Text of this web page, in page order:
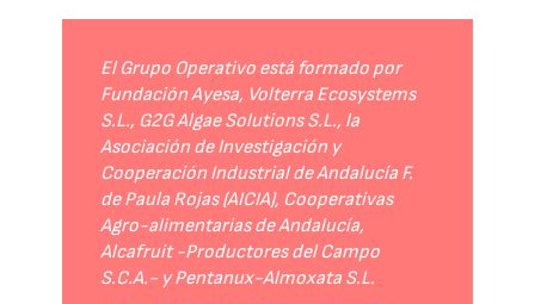
El Grupo Operativo está formado por
Fundación Ayesa, Volterra Ecosystems
S.L., G2G Algae Solutions S.L., la
Asociación de Investigación y
Cooperación Industrial de Andalucía F.
de Paula Rojas (AICIA), Cooperativas
Agro-alimentarias de Andalucía,
Alcafruit -Productores del Campo
S.C.A.- y Pentanux-Almoxata S.L.